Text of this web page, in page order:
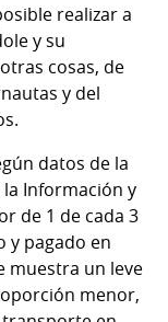
realizar a
y su
cosas, de
y del
datos de la
la Información y
de 1 de cada 3
y pagado en
muestra un leve
menor,